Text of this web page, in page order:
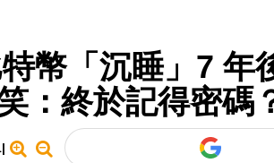
幣「沉睡」7 年
：終於記得密碼
|